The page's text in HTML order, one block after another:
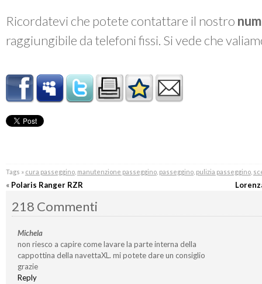
Ricordatevi che potete contattare il nostro
raggiungibile da telefoni fissi. Si vede che
Tags » cura passeggino, manutenzione passeggino, passeggino, pulizia passeggino,
« Polaris Ranger RZR
218 Commenti
Michela
non riesco a capire come lavare la parte interna della
cappottina della navettaXL. mi potete dare un consiglio
grazie
Reply